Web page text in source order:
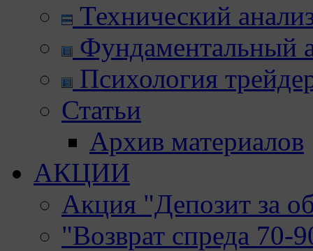
Технический
Фундаментальный
Психология
Статьи
Архив материалов
АКЦИИ
Акция "Депозит за
"Возврат спреда 70-